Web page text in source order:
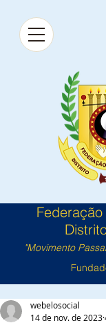
"Movimento
webelosocial
14 de nov. de 2023